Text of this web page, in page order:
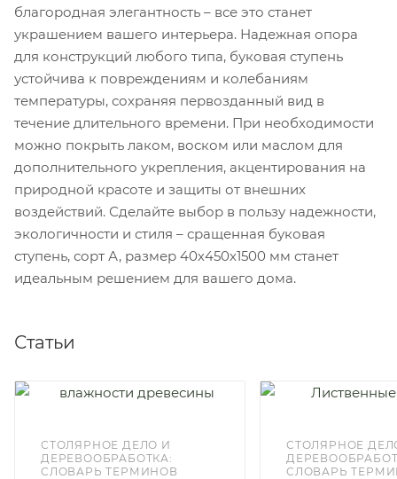
благородная элегантность – все это станет
украшением вашего интерьера. Надежная опора
для конструкций любого типа, буковая ступень
устойчива к повреждениям и колебаниям
температуры, сохраняя первозданный вид в
течение длительного времени. При необходимости
можно покрыть лаком, воском или маслом для
дополнительного укрепления, акцентирования на
природной красоте и защиты от внешних
воздействий. Сделайте выбор в пользу надежности,
экологичности и стиля – сращенная буковая
ступень, сорт А, размер 40х450х1500 мм станет
идеальным решением для вашего дома.
Статьи
СТОЛЯРНОЕ ДЕЛО И
ДЕРЕВООБРАБОТКА:
СЛОВАРЬ ТЕРМИНОВ
СТОЛЯРНОЕ
СЛОВАРЬ